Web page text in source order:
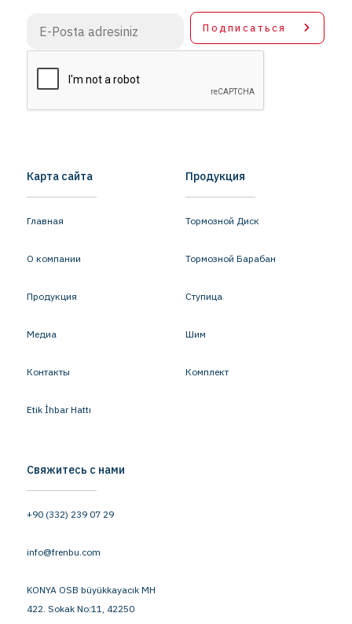
Подписаться
Карта сайта
Главная
О компании
Продукция
Медиа
Контакты
Etik İhbar Hattı
Продукция
Тормозной Диск
Тормозной Барабан
Ступица
Шим
Комплект
Свяжитесь с нами
+90 (332) 239 07 29
info@frenbu.com
KONYA OSB büyükkayacık MH
422. Sokak No:11, 42250